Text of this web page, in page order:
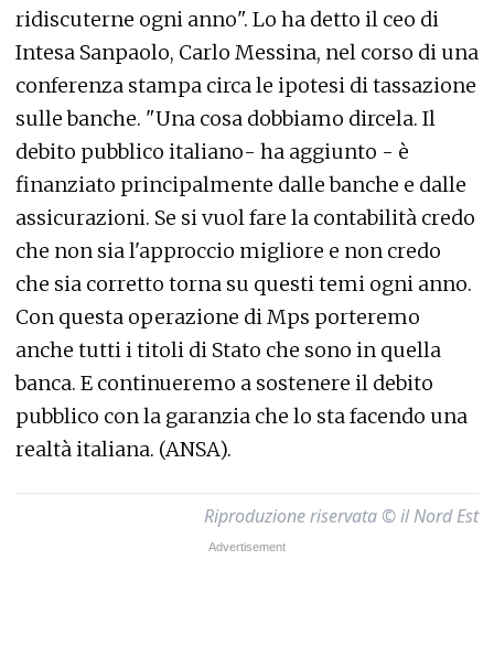
ridiscuterne ogni anno". Lo ha detto il ceo di
Intesa Sanpaolo, Carlo Messina, nel corso di una
conferenza stampa circa le ipotesi di tassazione
sulle banche. "Una cosa dobbiamo dircela. Il
debito pubblico italiano- ha aggiunto - è
finanziato principalmente dalle banche e dalle
assicurazioni. Se si vuol fare la contabilità credo
che non sia l'approccio migliore e non credo
che sia corretto torna su questi temi ogni anno.
Con questa operazione di Mps porteremo
anche tutti i titoli di Stato che sono in quella
banca. E continueremo a sostenere il debito
pubblico con la garanzia che lo sta facendo una
realtà italiana. (ANSA).
Riproduzione riservata © il Nord Est